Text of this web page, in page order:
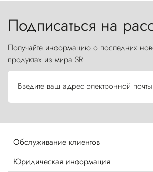
Подписаться на
Получайте информацию о последних
продуктах из мира SR
Введите ваш адрес электронной почты
Обслуживание клиентов
Юридическая информация